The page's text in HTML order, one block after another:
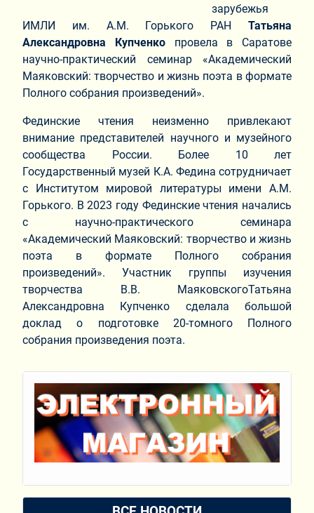
зарубежья
ИМЛИ им. А.М. Горького РАН Татьяна
Александровна Купченкопровела в Саратове
научно-практический семинар «Академический
Маяковский: творчество и жизнь поэта в формате
Полного собрания произведений».
Фединские чтения неизменно привлекают
внимание представителей научного и музейного
сообщества России. Более 10 лет
Государственный музей К.А. Федина сотрудничает
с Институтом мировой литературы имени А.М.
Горького. В 2023 году Фединские чтения начались
с научно-практического семинара
«Академический Маяковский: творчество и жизнь
поэта в формате Полного собрания
произведений». Участник группы изучения
творчества В.В. МаяковскогоТатьяна
Александровна Купченко сделала большой
доклад о подготовке 20-томного Полного
собрания произведения поэта.